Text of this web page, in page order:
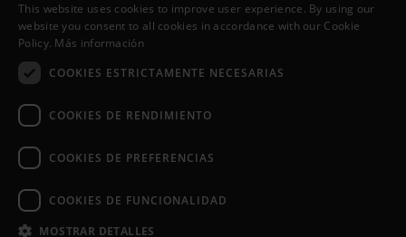
¿Cómo podemos ayudarte?
Devocional diario
Necesito oración
Síguenos en
This website uses cookies to improve user experience. By using our
website you consent to all cookies in accordance with our Cookie
Policy. Más información
COOKIES ESTRICTAMENTE NECESARIAS
COOKIES DE RENDIMIENTO
COOKIES DE PREFERENCIAS
COOKIES DE FUNCIONALIDAD
MOSTRAR DETALLES